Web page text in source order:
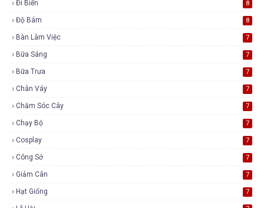
Đi Biển 8
Độ Bám 8
Bàn Làm Việc 7
Bữa Sáng 7
Bữa Trưa 7
Chân Váy 7
Chăm Sóc Cây 7
Chạy Bộ 7
Cosplay 7
Công Sở 7
Giảm Cân 7
Hạt Giống 7